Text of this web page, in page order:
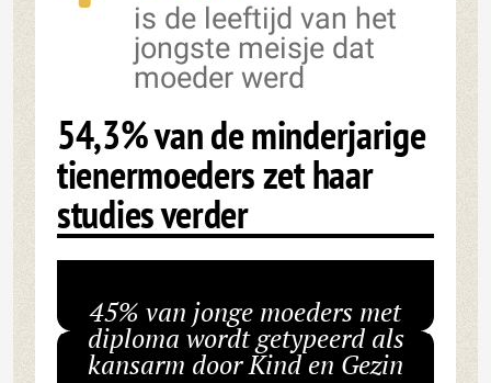
is de leeftijd van het
jongste meisje dat
moeder werd
54,3% van de minderjarige
tienermoeders zet haar
studies verder
45% van jonge moeders met
diploma wordt getypeerd als
kansarm door Kind en Gezin